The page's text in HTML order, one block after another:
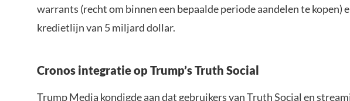
warrants (recht om binnen een bepaalde periode aandelen te kopen)
kredietlijn van 5 miljard dollar.
Cronos integratie op Trump’s Truth Social
Trump Media kondigde aan dat gebruikers van Truth Social en